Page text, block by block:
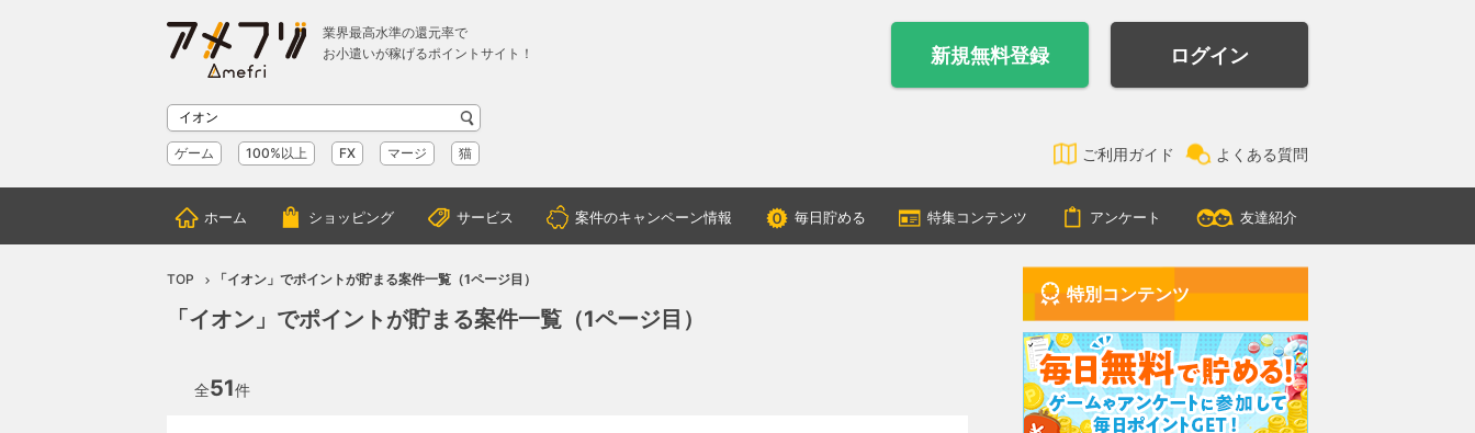
業界最高水準の還元率で
お小遣いが稼げるポイントサイト！
新規無料登録 ログイン
ゲーム 100%以上 FX マージ 猫 ご利用ガイド よくある質問
ホーム ショッピング サービス 案件のキャンペーン情報 毎日貯める 特集コンテンツ アンケート 友達紹介
TOP 「イオン」でポイントが貯まる案件一覧（1ページ目）
「イオン」でポイントが貯まる案件一覧（1ページ目）
全51件
特別コンテンツ